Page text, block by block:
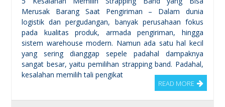
Merusak Barang Saat Pengiriman – Dalam dunia
logistik dan pergudangan, banyak perusahaan fokus
pada kualitas produk, armada pengiriman, hingga
sistem warehouse modern. Namun ada satu hal kecil
yang sering dianggap sepele padahal dampaknya
sangat besar, yaitu pemilihan strapping band. Padahal,
kesalahan memilih tali pengikat
READ MORE